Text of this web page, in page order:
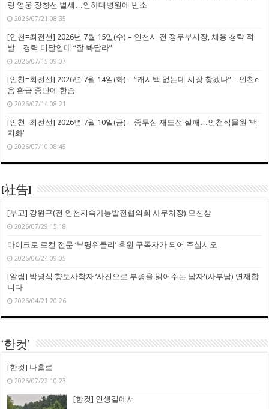
링 영웅 장창선 별세…인하대병원에 빈소
2026/07/21 08:35
[인천=최전선] 2026년 7월 15일(수) – 인천시 전 정무부시장, 채용 청탁 적
발…경력 미달인데 “잘 봐달라”
2026/07/15 09:07
[인천=최전선] 2026년 7월 14일(화) – “캐시백 없는데 시장 찾겠나”…인천e
음 환급 중단에 한숨
2026/07/14 08:21
[인천=최전선] 2026년 7월 10일(금) – 중투심 재도전 실패…인천식물원 ‘백
지화’
2026/07/10 08:45
[社告]
[부고] 강원구(전 인천지속가능발전협의회 사무처장) 모친상
2026/07/29 15:18
마이크로 로컬 전문 ‘부평위클리’ 후원 구독자가 되어 주십시오
2026/06/24 09:05
[알림] 박명식 향토사학자 ‘사진으로 부평을 읽어주는 남자'(사부남) 연재합
니다
2026/04/21 20:26
‘한컷’
[한컷] 나홀로
2026/07/22 10:23
[한컷] 인생길에서